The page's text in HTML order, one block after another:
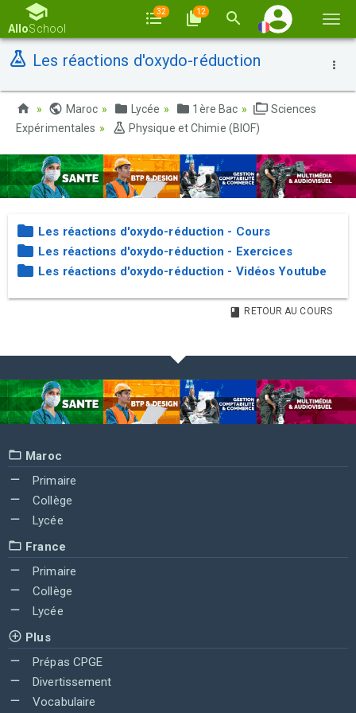
la
AlloSchool
32 12
Les réactions d'oxydo-réduction
Maroc Lycée 1ère Bac
Sciences
Expérimentales
Physique et Chimie (BIOF)
Les réactions d'oxydo-réduction - Cours
Les réactions d'oxydo-réduction - Exercices
Les réactions d'oxydo-réduction - Vidéos Youtube
RETOUR AU COURS
Maroc
Primaire
Collège
Lycée
France
Primaire
Collège
Lycée
Plus
Prépas CPGE
Divertissement
Vocabulaire